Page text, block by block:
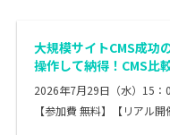
大規模サイトCMS成功
操作して納得！CMS比
2026年7月29日（水）15：
【参加費 無料】【リアル